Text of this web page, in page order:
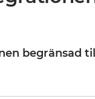
begränsad